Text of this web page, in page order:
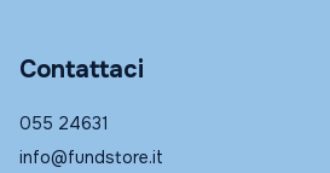
Contattaci
055 24631
info@fundstore.it